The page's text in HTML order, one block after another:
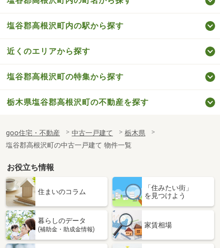
塩谷郡高根沢町内の駅から探す
近くのエリアから探す
塩谷郡高根沢町の特集から探す
栃木県塩谷郡高根沢町の不動産を探す
goo住宅・不動産 中古一戸建て
栃木県
塩谷郡高根沢町の中古一戸建て 物件一覧
お役立ち情報
住まいのコラム
「住みたい街」
を見つけよう
暮らしのデータ
(補助金・助成金情報)
家賃相場